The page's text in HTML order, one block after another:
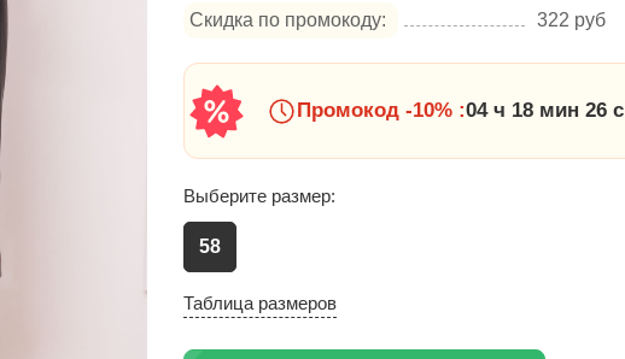
Скидка по промокоду:
322 руб
Промокод -10% :04 ч 18 мин 25 с
Выберите размер:
58
Таблица размеров